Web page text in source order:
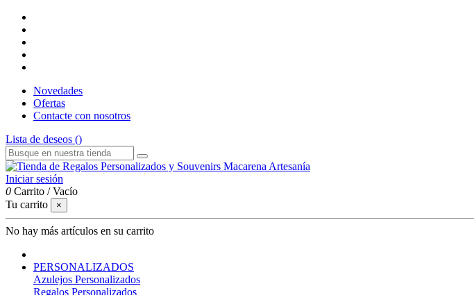
Novedades
Ofertas
Contacte con nosotros
Lista de deseos ()
Iniciar sesión
0 Carrito /Vacío
Tu carrito
×
No hay más artículos en su carrito
PERSONALIZADOS
Azulejos Personalizados
Regalos Personalizados